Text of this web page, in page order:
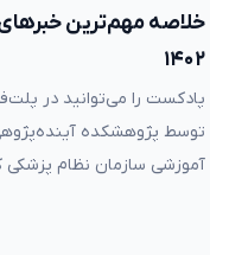
خلاصه مهم‌ترین
۱۴۰۲
پادکست را می‌توانید در
توسط پژوهشکده
آموزشی سازمان نظام